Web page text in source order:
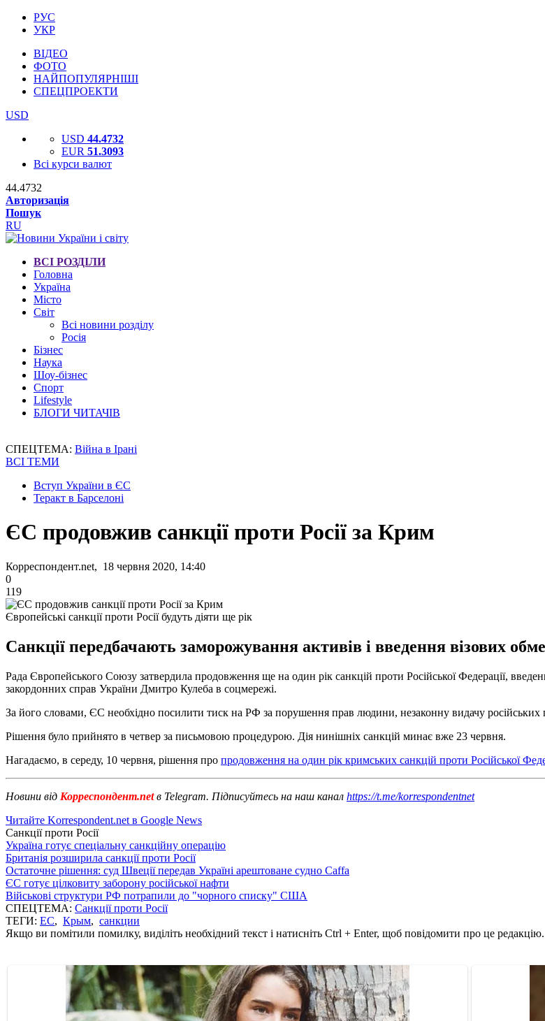
РУС
УКР
ВІДЕО
ФОТО
НАЙПОПУЛЯРНІШІ
СПЕЦПРОЕКТИ
USD
USD 44.4732
EUR 51.3093
Всі курси валют
44.4732
Авторизація
Пошук
RU
ВСІ РОЗДІЛИ
Головна
Україна
Місто
Світ
Всі новини розділу
Росія
Бізнес
Наука
Шоу-бізнес
Спорт
Lifestyle
БЛОГИ ЧИТАЧІВ
СПЕЦТЕМА: Війна в Ірані
ВСІ ТЕМИ
Вступ України в ЄС
Теракт в Барселоні
ЄС продовжив санкції проти Росії за Крим
Корреспондент.net, 18 червня 2020, 14:40
0
119
Європейські санкції проти Росії будуть діяти ще рік
Санкції передбачають заморожування активів і введення візових
Рада Європейського Союзу затвердила продовження ще на один рік санкцій проти Російської Федерації,
закордонних справ України Дмитро Кулеба в соцмережі.
За його словами, ЄС необхідно посилити тиск на РФ за порушення прав людини, незаконну видачу російських
Рішення було прийнято в четвер за письмовою процедурою. Дія нинішніх санкцій минає вже 23 червня.
Нагадаємо, в середу, 10 червня, рішення про продовження на один рік кримських санкцій проти Російської
Новини від Корреспондент.netв Telegram. Підписуйтесь на наш канал https://t.me/korrespondentnet
Читайте Korrespondent.net в Google News
Санкції проти Росії
Україна готує спеціальну санкційну операцію
Британія розширила санкції проти Росії
Остаточне рішення: суд Швеції передав Україні арештоване судно Caffa
ЄС готує цілковиту заборону російської нафти
Військові структури РФ потрапили до "чорного списку" США
СПЕЦТЕМА: Санкції проти Росії
ТЕГИ: ЕС, Крым, санкции
Якщо ви помітили помилку, виділіть необхідний текст і натисніть Ctrl + Enter, щоб повідомити про це редакцію.